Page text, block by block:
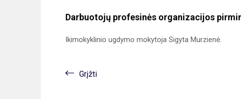
Darbuotojų profesinės organizacijos
Ikimokyklinio ugdymo mokytoja Sigyta Murzienė.
Grįžti